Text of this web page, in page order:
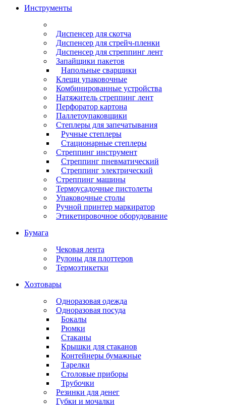
Инструменты
Диспенсер для скотча
Диспенсер для стрейч-пленки
Диспенсер для стреппинг лент
Запайщики пакетов
Напольные сварщики
Клещи упаковочные
Комбинированные устройства
Натяжитель стреппинг лент
Перфоратор картона
Паллетоупаковщики
Степлеры для запечатывания
Ручные степлеры
Стационарные степлеры
Стреппинг инструмент
Стреппинг пневматический
Стреппинг электрический
Стреппинг машины
Термоусадочные пистолеты
Упаковочные столы
Ручной принтер маркиратор
Этикетировочное оборудование
Бумага
Чековая лента
Рулоны для плоттеров
Термоэтикетки
Хозтовары
Одноразовая одежда
Одноразовая посуда
Бокалы
Рюмки
Стаканы
Крышки для стаканов
Контейнеры бумажные
Тарелки
Столовые приборы
Трубочки
Резинки для денег
Губки и мочалки